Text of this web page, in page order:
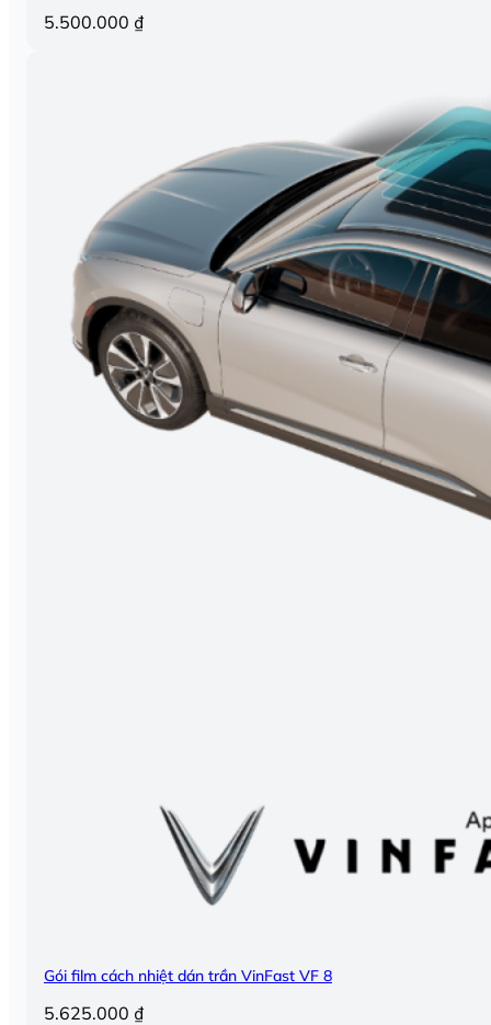
5.500.000 ₫
Gói film cách nhiệt dán trần VinFast VF 8
5.625.000 ₫